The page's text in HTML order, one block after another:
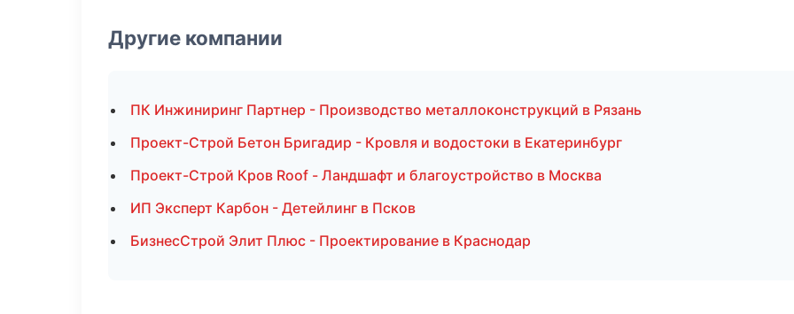
Другие компании
ПК Инжиниринг Партнер - Производство металлоконструкций в Рязань
Проект-Строй Бетон Бригадир - Кровля и водостоки в Екатеринбург
Проект-Строй Кров Roof - Ландшафт и благоустройство в Москва
ИП Эксперт Карбон - Детейлинг в Псков
БизнесСтрой Элит Плюс - Проектирование в Краснодар